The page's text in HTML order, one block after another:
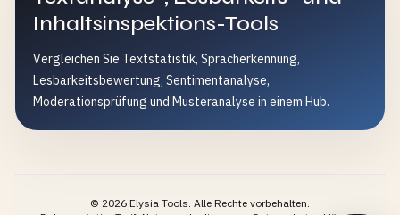
Inhaltsinspektions-Tools
Vergleichen Sie Textstatistik, Spracherkennung,
Lesbarkeitsbewertung, Sentimentanalyse,
Moderationsprüfung und Musteranalyse in einem Hub.
© 2026 Elysia Tools. Alle Rechte vorbehalten.